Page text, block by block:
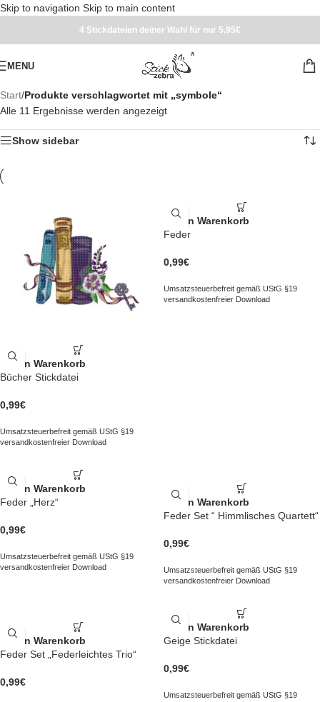
Skip to navigation Skip to main content
4 Stickdateien deiner Wahl für nur 5,95€
MENU
Start/Produkte verschlagwortet mit „symbole“
Alle 11 Ergebnisse werden angezeigt
Show sidebar
In den Warenkorb
Bücher Stickdatei
0,99€
Umsatzsteuerbefreit gemäß UStG §19
versandkostenfreier Download
In den Warenkorb
Feder
0,99€
Umsatzsteuerbefreit gemäß UStG §19
versandkostenfreier Download
In den Warenkorb
Feder „Herz“
0,99€
Umsatzsteuerbefreit gemäß UStG §19
versandkostenfreier Download
In den Warenkorb
Feder Set “ Himmlisches Quartett“
0,99€
Umsatzsteuerbefreit gemäß UStG §19
versandkostenfreier Download
In den Warenkorb
Feder Set „Federleichtes Trio“
0,99€
In den Warenkorb
Geige Stickdatei
0,99€
Umsatzsteuerbefreit gemäß UStG §19